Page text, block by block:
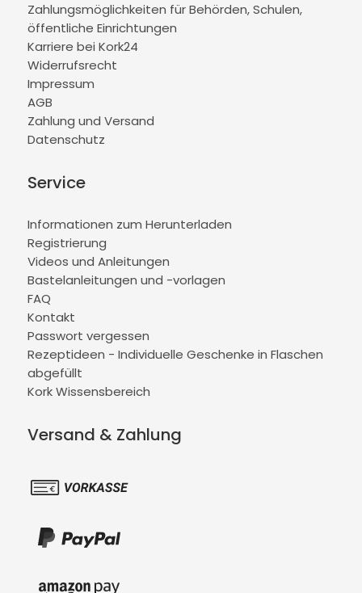
Zahlungsmöglichkeiten für Behörden, Schulen,
öffentliche Einrichtungen
Karriere bei Kork24
Widerrufsrecht
Impressum
AGB
Zahlung und Versand
Datenschutz
Service
Informationen zum Herunterladen
Registrierung
Videos und Anleitungen
Bastelanleitungen und -vorlagen
FAQ
Kontakt
Passwort vergessen
Rezeptideen - Individuelle Geschenke in Flaschen
abgefüllt
Kork Wissensbereich
Versand & Zahlung